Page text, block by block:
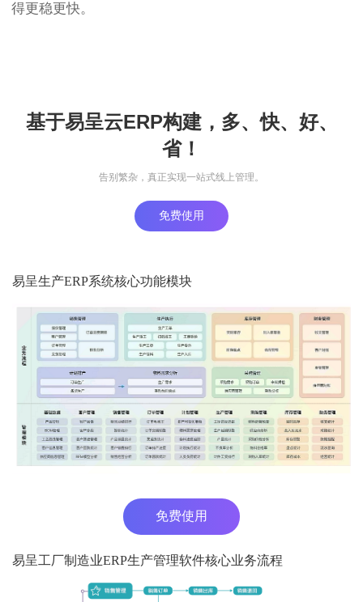
得更稳更快。
基于易呈云ERP构建，多、快、好、
省！
告别繁杂，真正实现一站式线上管理。
免费使用
易呈生产ERP系统核心功能模块
免费使用
易呈工厂制造业ERP生产管理软件核心业务流程